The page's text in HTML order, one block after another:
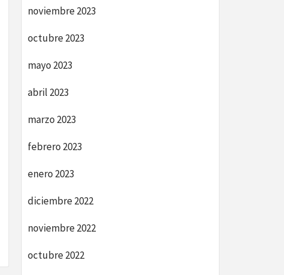
noviembre 2023
octubre 2023
mayo 2023
abril 2023
marzo 2023
febrero 2023
enero 2023
diciembre 2022
noviembre 2022
octubre 2022